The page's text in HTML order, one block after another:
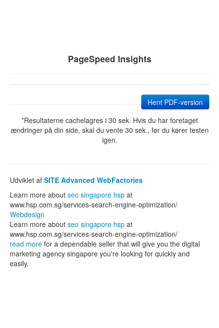
PageSpeed Insights
Hent PDF-version
*Resultaterne cachelagres i 30 sek. Hvis du har foretaget
ændringer på din side, skal du vente 30 sek., før du kører testen
igen.
Udviklet af SITE Advanced WebFactories
Learn more about seo singapore hsp at
www.hsp.com.sg/services-search-engine-optimization/
Webdesign
Learn more about seo singapore hsp at
www.hsp.com.sg/services-search-engine-optimization/
read more for a dependable seller that will give you the digital
marketing agency singapore you're looking for quickly and
easily.